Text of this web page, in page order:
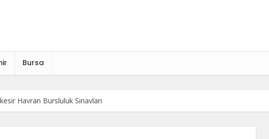
Bursa
Havran Bursluluk Sınavları